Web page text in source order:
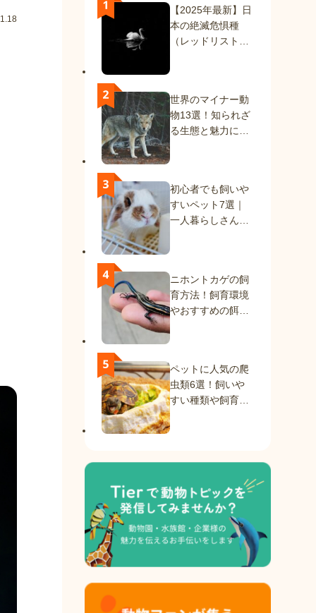
【2025年最新】日
本の絶滅危惧種
（レッドリスト）
世界のマイナー動
物13選！知られざ
る生態と魅力に迫
初心者でも飼いや
すいペット7選｜
一人暮らしさんに
ニホントカゲの飼
育方法！飼育環境
やおすすめの餌を
ペットに人気の爬
虫類6選！飼いや
すい種類や飼育方